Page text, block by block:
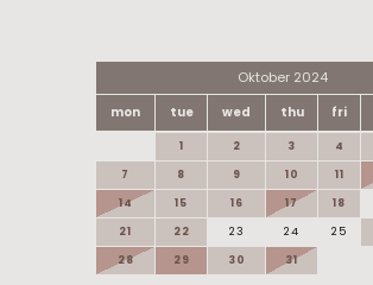
Oktober 2024
mon tue wed thu fri
1 2 3 4
7
8 9 10 11
14
15 16 17 18
21
22 23 24 25
28
29 30 31